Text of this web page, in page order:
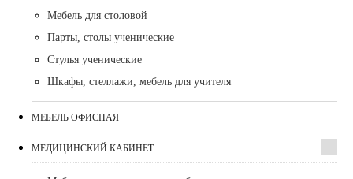
Мебель для столовой
Парты, столы ученические
Стулья ученические
Шкафы, стеллажи, мебель для учителя
МЕБЕЛЬ ОФИСНАЯ
МЕДИЦИНСКИЙ КАБИНЕТ